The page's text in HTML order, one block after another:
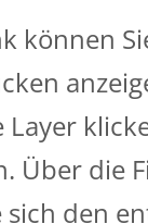
können
Layer
Über die
sich den